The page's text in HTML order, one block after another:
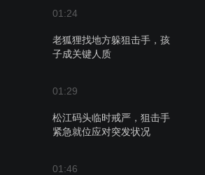
01:24
老狐狸找地方躲狙击手，孩
子成关键人质
01:29
松江码头临时戒严，狙击手
紧急就位应对突发状况
01:46